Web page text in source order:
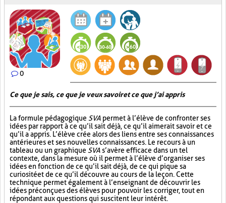
0
Ce que je sais, ce que je veux savoir et ce que j’ai appris
La formule pédagogique SVA permet à l’élève de confronter ses
idées par rapport à ce qu’il sait déjà, ce qu’il aimerait savoir et ce
qu’il a appris. L’élève crée alors des liens entre ses connaissances
antérieures et ses nouvelles connaissances. Le recours à un
tableau ou un graphique SVA s’avère efficace dans un tel
contexte, dans la mesure où il permet à l’élève d’organiser ses
idées en fonction de ce qu’il sait déjà, de ce qui pique sa
curiosité et de ce qu’il découvre au cours de la leçon. Cette
technique permet également à l’enseignant de découvrir les
idées préconçues des élèves pour pouvoir les corriger, tout en
répondant aux questions qui suscitent leur intérêt.